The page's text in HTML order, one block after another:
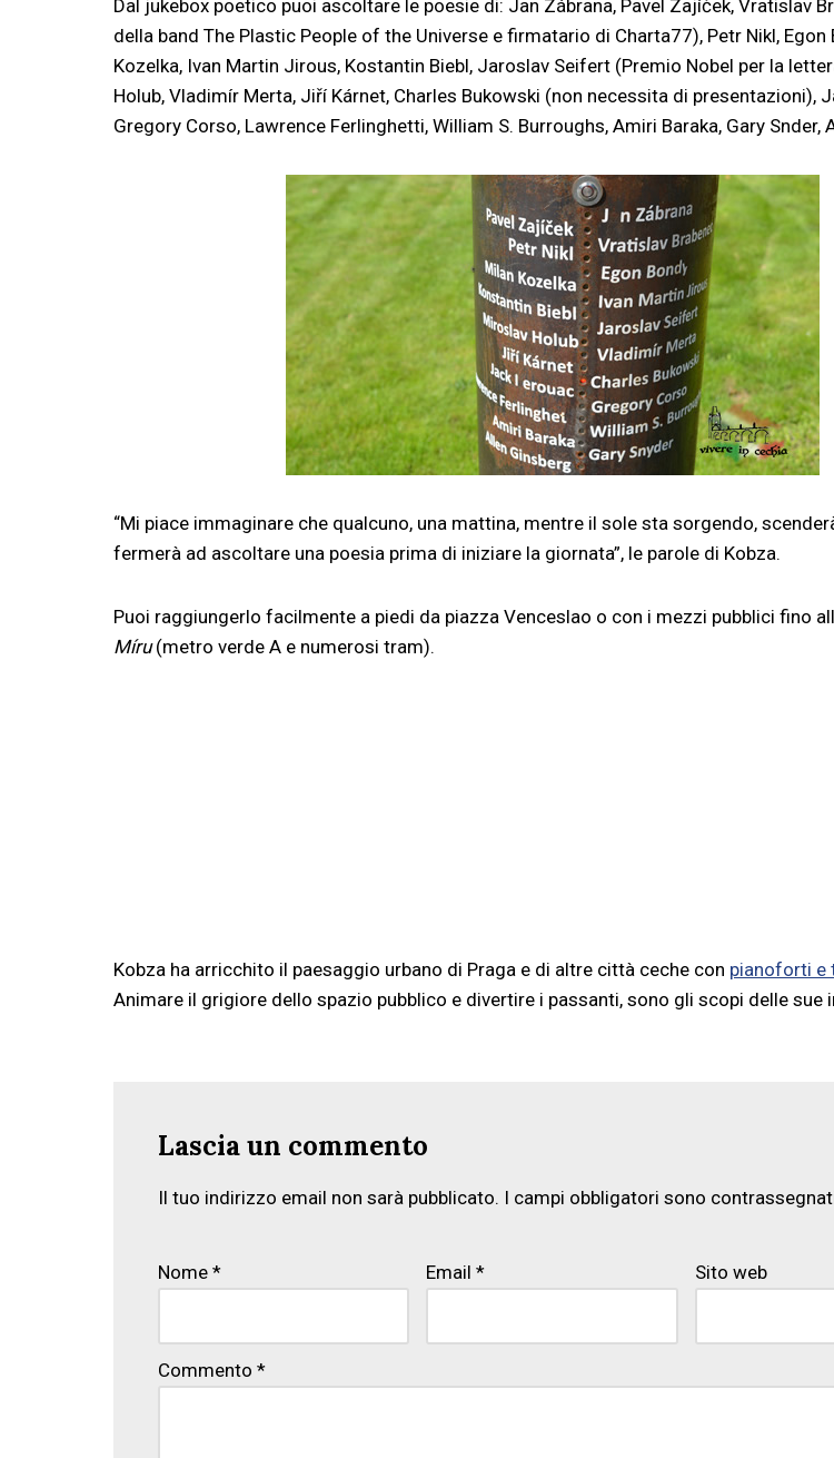
Dal jukebox poetico puoi ascoltare le poesie di: Jan Zábrana, Pavel Zajíček, Vratislav
della band The Plastic People of the Universe e firmatario di Charta77), Petr Nikl, Egon
Kozelka, Ivan Martin Jirous, Kostantin Biebl, Jaroslav Seifert (Premio Nobel per la
Holub, Vladimír Merta, Jiří Kárnet, Charles Bukowski (non necessita di presentazioni),
Gregory Corso, Lawrence Ferlinghetti, William S. Burroughs, Amiri Baraka, Gary Snder,
“Mi piace immaginare che qualcuno, una mattina, mentre il sole sta sorgendo,
fermerà ad ascoltare una poesia prima di iniziare la giornata”, le parole di Kobza.
Puoi raggiungerlo facilmente a piedi da piazza Venceslao o con i mezzi pubblici fino
Míru(metro verde A e numerosi tram).
Kobza ha arricchito il paesaggio urbano di Praga e di altre città ceche con pianoforti e
Animare il grigiore dello spazio pubblico e divertire i passanti, sono gli scopi delle sue
Lascia un commento
Il tuo indirizzo email non sarà pubblicato. I campi obbligatori sono
Nome * Email* Sito web
Commento *